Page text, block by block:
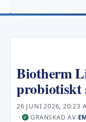
Biotherm
probiotiskt
26 JUNI 2026, 20:23
·✓ GRANSKAD AV